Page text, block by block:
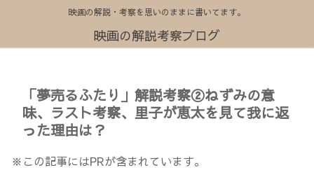
映画の解説・考察を思いのままに書いてます。
映画の解説考察ブログ
「夢売るふたり」解説考察②ねずみの意
味、ラスト考察、里子が恵太を見て我に返
った理由は？
※この記事にはPRが含まれています。